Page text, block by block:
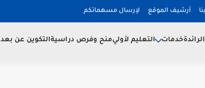
أرشيف الموقع لإرسال مسهماتكم
خدمات التعليم لأوليمنح وفرص دراسيةالتكوين عن بعد